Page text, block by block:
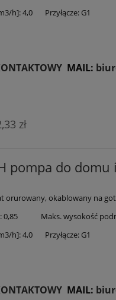
h]: 4,0 Przyłącze: G1
MAIL:
zł
pompa do domu
orurowany, okablowany na
0,85 Maks. wysokość
h]: 4,0 Przyłącze: G1
MAIL: